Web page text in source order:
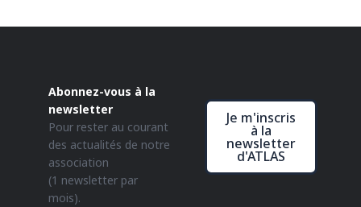
Abonnez-vous à la
newsletter
Pour rester au courant
des actualités de notre
association
(1 newsletter par
mois).
Je m'inscris
à la
newsletter
d'ATLAS